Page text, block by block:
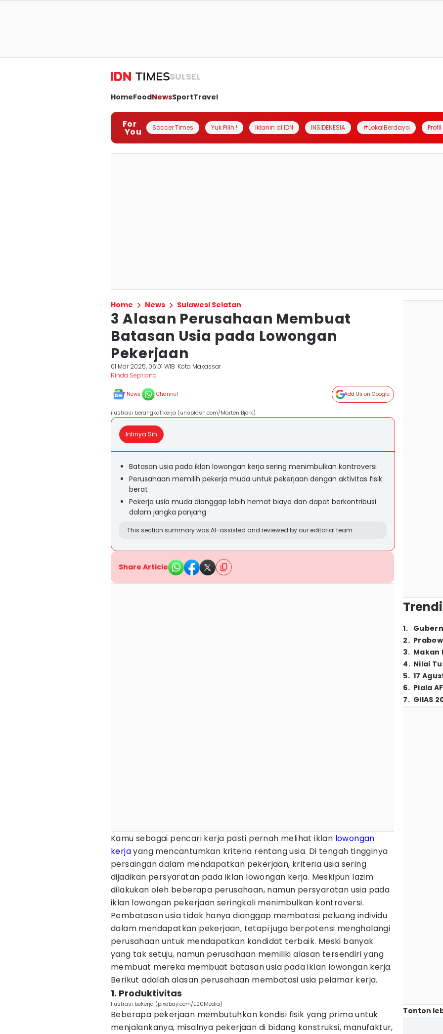
SULSEL
HomeFoodNewsSportTravel
For
You Soccer Times Yuk Pilih ! Iklanin di IDN INSIDENESIA #LokalBerdaya
Home News Sulawesi Selatan
3 Alasan Perusahaan Membuat
Batasan Usia pada Lowongan
Pekerjaan
01 Mar 2025, 06:01 WIB Kota Makassar
Rinda Septiana
News Channel Add Us on Google
ilustrasi berangkat kerja (unsplash.com/Marten Bjork)
Intinya Sih
Batasan usia pada iklan lowongan kerja sering menimbulkan kontroversi
Perusahaan memilih pekerja muda untuk pekerjaan dengan aktivitas fisik
berat
Pekerja usia muda dianggap lebih hemat biaya dan dapat berkontribusi
dalam jangka panjang
This section summary was AI-assisted and reviewed by our editorial team.
Share Article
Kamu sebagai pencari kerja pasti pernah melihat iklan lowongan
kerjayang mencantumkan kriteria rentang usia. Di tengah tingginya
persaingan dalam mendapatkan pekerjaan, kriteria usia sering
dijadikan persyaratan pada iklan lowongan kerja. Meskipun lazim
dilakukan oleh beberapa perusahaan, namun persyaratan usia pada
iklan lowongan pekerjaan seringkali menimbulkan kontroversi.
Pembatasan usia tidak hanya dianggap membatasi peluang individu
dalam mendapatkan pekerjaan, tetapi juga berpotensi menghalangi
perusahaan untuk mendapatkan kandidat terbaik. Meski banyak
yang tak setuju, namun perusahaan memiliki alasan tersendiri yang
membuat mereka membuat batasan usia pada iklan lowongan kerja.
Berikut adalah alasan perusahaan membatasi usia pelamar kerja.
1. Produktivitas
Ilustrasi bekerja (pixabay.com/E20Media)
Beberapa pekerjaan membutuhkan kondisi fisik yang prima untuk
menjalankanya, misalnya pekerjaan di bidang konstruksi, manufaktur,
1.
2.
3. Makan
4. Nilai
5. 17
6. Piala
7. GIIAS
Tonton